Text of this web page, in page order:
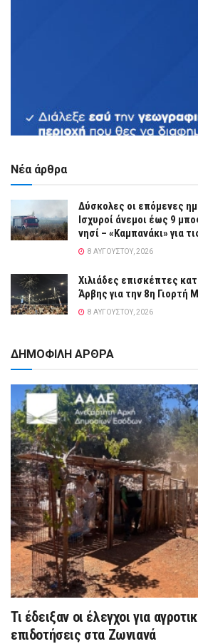
Νέα άρθρα
Δύσκολες οι επόμενες
Ισχυροί άνεμοι έως 9
νησί – «Καμπανάκι» για
8 ΑΥΓΟΎΣΤΟΥ, 2026
Χιλιάδες επισκέπτες
Άρβης για την 8η Γιορτή
8 ΑΥΓΟΎΣΤΟΥ, 2026
ΔΗΜΟΦΙΛΗ ΑΡΘΡΑ
Τι έδειξαν οι έλεγχοι για
επιδοτήσεις στα Ζωνιανά